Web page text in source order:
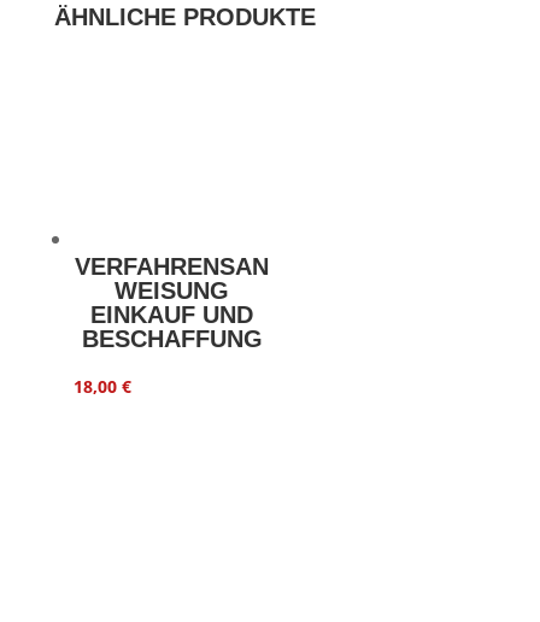
ÄHNLICHE PRODUKTE
VERFAHRENSAN
WEISUNG
EINKAUF UND
BESCHAFFUNG
18,00 €